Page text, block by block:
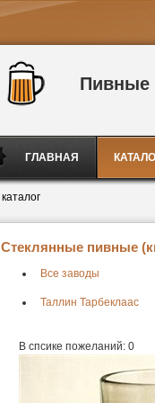
Пивные
ГЛАВНАЯ
каталог
Стеклянные пивные
Все заводы
Таллин Тарбеклаас
В спсике пожеланий: 0